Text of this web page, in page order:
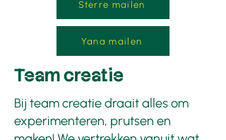
Sterre mailen
Yana mailen
Team creatie
Bij team creatie draait alles om
experimenteren, prutsen en